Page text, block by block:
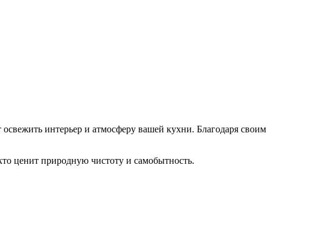
интерьер и атмосферу вашей кухни. Благодаря своим
ценит природную чистоту и самобытность.